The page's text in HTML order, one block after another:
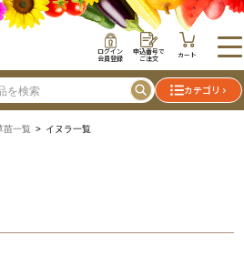
ログイン
会員登録
申込番号で
ご注文 カート
カテゴリ
苗一覧 > イヌラ一覧